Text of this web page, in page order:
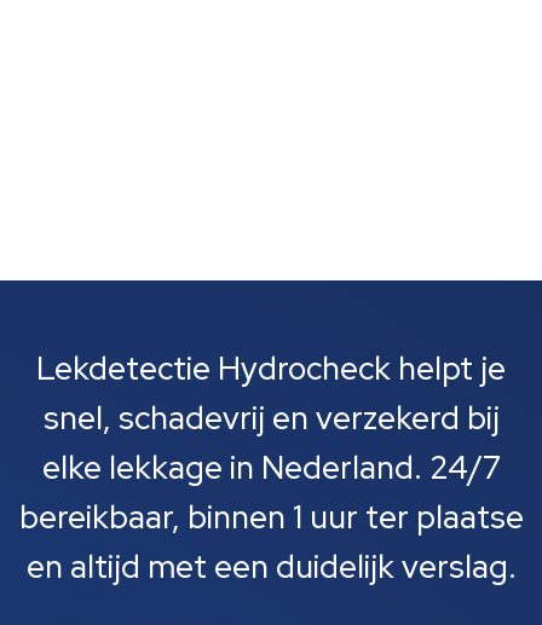
Lekdetectie Hydrocheck helpt je
snel, schadevrij en verzekerd bij
elke lekkage in Nederland. 24/7
bereikbaar, binnen 1 uur ter plaatse
en altijd met een duidelijk verslag.